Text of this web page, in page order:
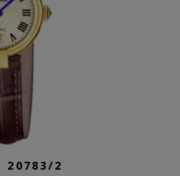
20783/2